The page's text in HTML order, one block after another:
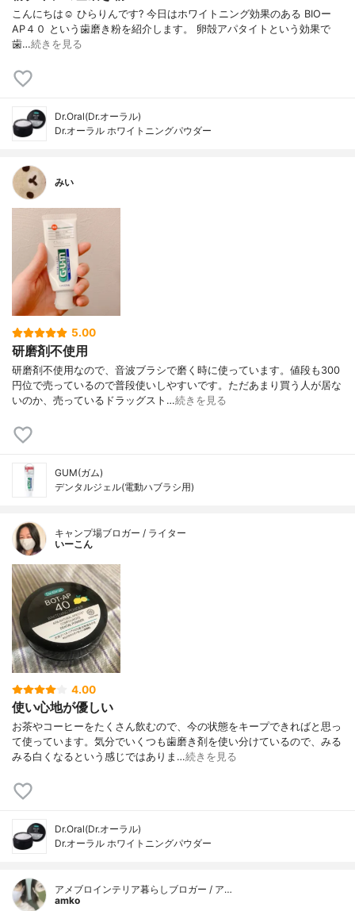
こんにちは☺️ ひらりんです? 今日はホワイトニング効果のある BIOー
AP４０ という歯磨き粉を紹介します。 卵殻アパタイトという効果で
歯…続きを見る
Dr.Oral(Dr.オーラル)
Dr.オーラル ホワイトニングパウダー
みい
5.00
研磨剤不使用
研磨剤不使用なので、音波ブラシで磨く時に使っています。値段も300
円位で売っているので普段使いしやすいです。ただあまり買う人が居な
いのか、売っているドラッグスト…続きを見る
GUM(ガム)
デンタルジェル(電動ハブラシ用)
キャンプ場ブロガー / ライター
いーこん
4.00
使い心地が優しい
お茶やコーヒーをたくさん飲むので、今の状態をキープできればと思っ
て使っています。気分でいくつも歯磨き剤を使い分けているので、みる
みる白くなるという感じではありま…続きを見る
Dr.Oral(Dr.オーラル)
Dr.オーラル ホワイトニングパウダー
アメブロインテリア暮らしブロガー / ア…
amko